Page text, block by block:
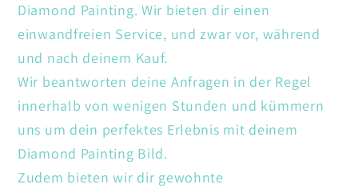
Diamond Painting. Wir bieten dir einen
einwandfreien Service, und zwar vor, während
und nach deinem Kauf.
Wir beantworten deine Anfragen in der Regel
innerhalb von wenigen Stunden und kümmern
uns um dein perfektes Erlebnis mit deinem
Diamond Painting Bild.
Zudem bieten wir dir gewohnte